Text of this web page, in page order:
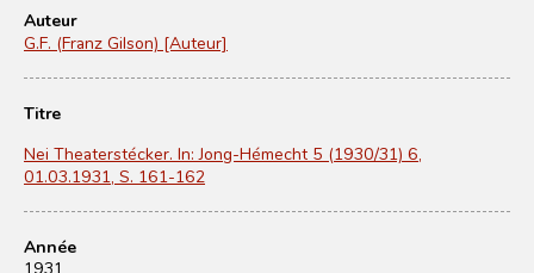
Auteur
G.F. (Franz Gilson) [Auteur]
Titre
Nei Theaterstécker. In: Jong-Hémecht 5 (1930/31) 6,
01.03.1931, S. 161-162
Année
1931